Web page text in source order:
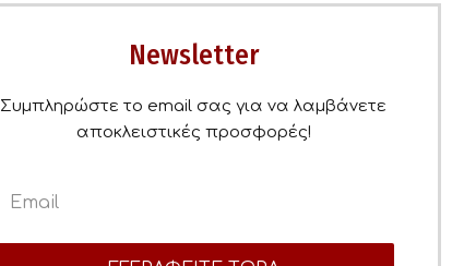
Newsletter
Συμπληρώστε το email σας για να λαμβάνετε
αποκλειστικές προσφορές!